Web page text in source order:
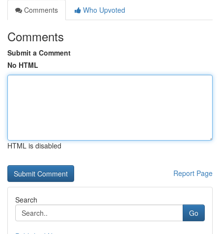
Comments
Who Upvoted
Comments
Submit a Comment
No HTML
HTML is disabled
Report Page
Search
Go